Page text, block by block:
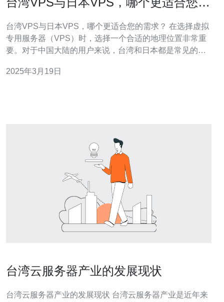
台湾VPS与日本VPS，哪个更适合您的需求？ 在选择虚拟
专用服务器（VPS）时，选择一个合适的地理位置非常重
要。对于中国大陆的用户来说，台湾和日本都是常见的选
适合您的需求。 台湾VPS是托管在台湾地区的虚拟专用服
2025年3月19日
台湾云服务器产业的发展现状
台湾云服务器产业的发展现状 台湾云服务器产业是近年来